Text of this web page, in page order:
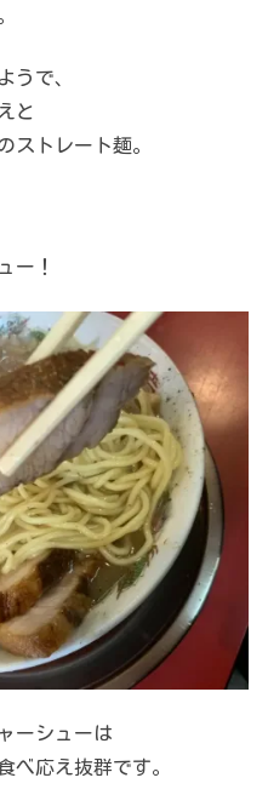
うで、
と
ストレート麺。
ー！
ーシューは
べ応え抜群です。